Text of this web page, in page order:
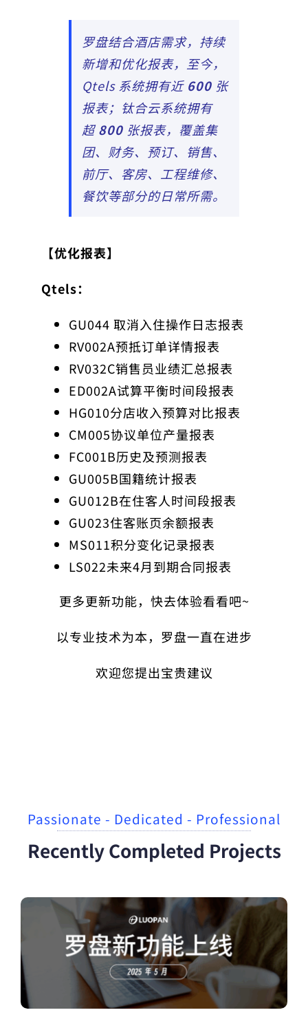
罗盘结合酒店需求，持续
新增和优化报表，至今，
Qtels 系统拥有近600 张
报表；钛合云系统拥有
超800 张报表，覆盖集
团、财务、预订、销售、
前厅、客房、工程维修、
餐饮等部分的日常所需。
【优化报表】
Qtels：
GU044 取消入住操作日志报表
RV002A预抵订单详情报表
RV032C销售员业绩汇总报表
ED002A试算平衡时间段报表
HG010分店收入预算对比报表
CM005协议单位产量报表
FC001B历史及预测报表
GU005B国籍统计报表
GU012B在住客人时间段报表
GU023住客账页余额报表
MS011积分变化记录报表
LS022未来4月到期合同报表
更多更新功能，快去体验看看吧~
以专业技术为本，罗盘一直在进步
欢迎您提出宝贵建议
Passionate - Dedicated - Professional
Recently Completed Projects